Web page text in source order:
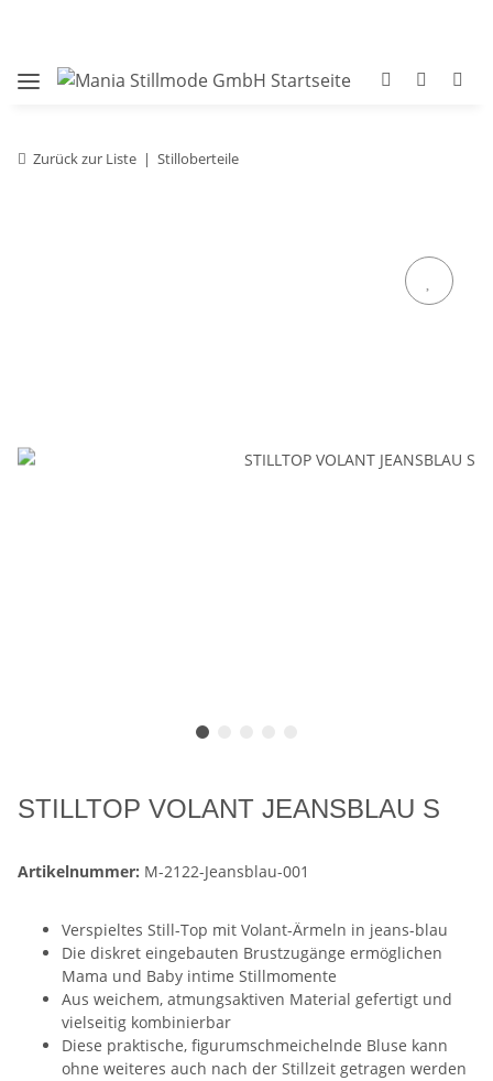
Zurück zur Liste Stilloberteile
STILLTOP VOLANT JEANSBLAU S
Artikelnummer: M-2122-Jeansblau-001
Verspieltes Still-Top mit Volant-Ärmeln in jeans-blau
Die diskret eingebauten Brustzugänge ermöglichen
Mama und Baby intime Stillmomente
Aus weichem, atmungsaktiven Material gefertigt und
vielseitig kombinierbar
Diese praktische, figurumschmeichelnde Bluse kann
ohne weiteres auch nach der Stillzeit getragen werden